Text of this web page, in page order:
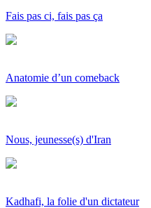
Fais pas ci, fais pas ça
Anatomie d’un comeback
Nous, jeunesse(s) d'Iran
Kadhafi, la folie d'un dictateur